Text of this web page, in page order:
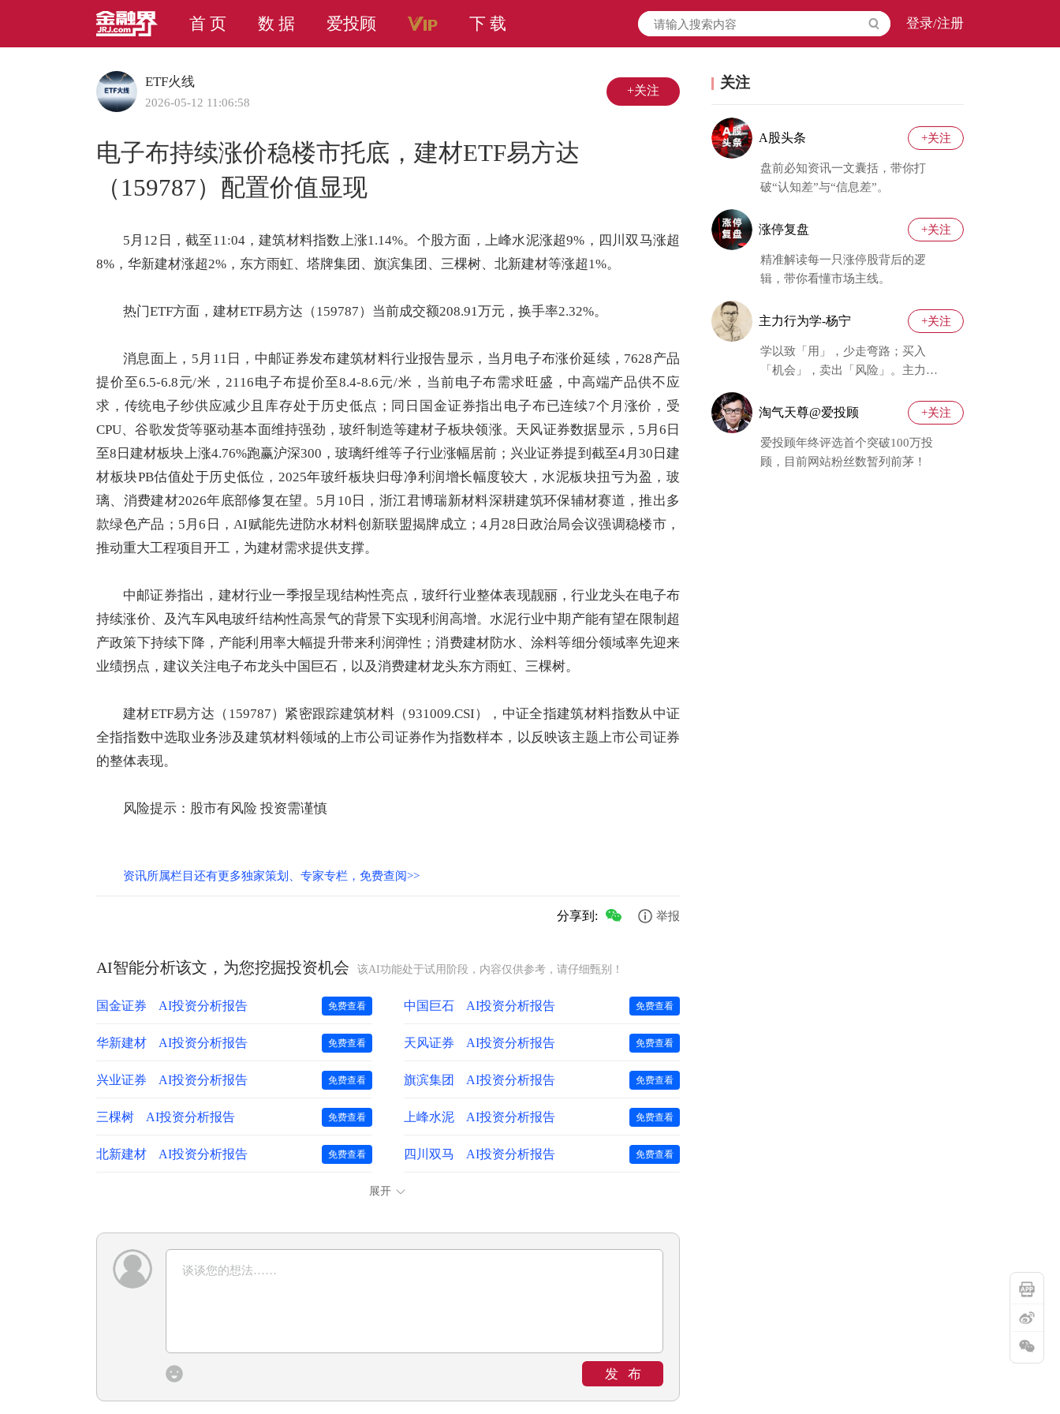
首 页 数 据 爱投顾 下 载 登录/注册
ETF火线
2026-05-12 11:06:58
+关注
电子布持续涨价稳楼市托底，建材ETF易方达
（159787）配置价值显现
5月12日，截至11:04，建筑材料指数上涨1.14%。个股方面， 上峰水泥涨超9%， 四川双马涨超
8%， 华新建材涨超2%， 东方雨虹、 塔牌集团 、 旗滨集团 、 三棵树、 北新建材等涨超1%。
热门ETF方面，建材ETF易方达（159787）当前成交额208.91万元，换手率2.32%。
消息面上，5月11日，中邮证券发布建筑材料行业报告显示，当月电子布涨价延续，7628产品
提价至6.5-6.8元/米，2116电子布提价至8.4-8.6元/米，当前电子布需求旺盛，中高端产品供不应
求，传统电子纱供应减少且库存处于历史低点；同日 国金证券指出电子布已连续7个月涨价，受
CPU、谷歌发货等驱动基本面维持强劲，玻纤制造等建材子板块领涨。 天风证券数据显示，5月6日
至8日建材板块上涨4.76%跑赢沪深300 ，玻璃纤维等子行业涨幅居前； 兴业证券提到截至4月30日建
材板块PB估值处于历史低位，2025年玻纤板块归母净利润增长幅度较大，水泥板块扭亏为盈，玻
璃、消费建材2026年底部修复在望。5月10日，浙江君博瑞新材料深耕建筑环保辅材赛道，推出多
款绿色产品；5月6日，AI赋能先进防水材料创新联盟揭牌成立；4月28日政治局会议强调稳楼市，
推动重大工程项目开工，为建材需求提供支撑。
中邮证券指出，建材行业一季报呈现结构性亮点，玻纤行业整体表现靓丽，行业龙头在电子布
持续涨价、及汽车风电玻纤结构性高景气的背景下实现利润高增。水泥行业中期产能有望在限制超
产政策下持续下降，产能利用率大幅提升带来利润弹性；消费建材防水、 涂料等细分领域率先迎来
业绩拐点，建议关注电子布龙头中国巨石 ，以及消费建材龙头东方雨虹、三棵树。
建材ETF易方达（159787）紧密跟踪建筑材料（931009.CSI）， 中证全指建筑材料指数从中证
全指指数中选取业务涉及建筑材料领域的上市公司证券作为指数样本，以反映该主题上市公司证券
的整体表现。
风险提示：股市有风险 投资需谨慎
资讯所属栏目还有更多独家策划、专家专栏，免费查阅>>
分享到: 举报
AI智能分析该文，为您挖掘投资机会 该AI功能处于试用阶段，内容仅供参考，请仔细甄别！
国金证券 AI投资分析报告 免费查看 中国巨石 AI投资分析报告 免费查看
华新建材 AI投资分析报告 免费查看 天风证券 AI投资分析报告 免费查看
兴业证券 AI投资分析报告 免费查看 旗滨集团 AI投资分析报告 免费查看
三棵树 AI投资分析报告 免费查看 上峰水泥 AI投资分析报告 免费查看
北新建材 AI投资分析报告 免费查看 四川双马 AI投资分析报告 免费查看
展开
发布
关注
A股头条 +关注
盘前必知资讯一文囊括，带你打
破“认知差”与“信息差”。
涨停复盘 +关注
精准解读每一只涨停股背后的逻
辑，带你看懂市场主线。
主力行为学-杨宁 +关注
学以致「用」，少走弯路；买入
「机会」，卖出「风险」。主力行
淘气天尊@爱投顾 +关注
爱投顾年终评选首个突破100万投
顾，目前网站粉丝数暂列前茅！